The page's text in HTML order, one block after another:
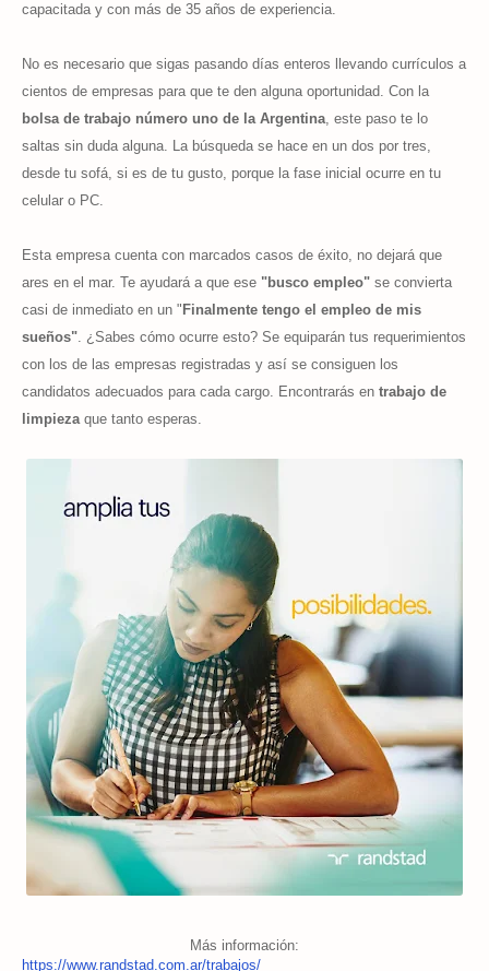
capacitada y con más de 35 años de experiencia.
No es necesario que sigas pasando días enteros llevando currículos a
cientos de empresas para que te den alguna oportunidad. Con la
bolsa de trabajo número uno de la Argentina, este paso te lo
saltas sin duda alguna. La búsqueda se hace en un dos por tres,
desde tu sofá, si es de tu gusto, porque la fase inicial ocurre en tu
celular o PC.
Esta empresa cuenta con marcados casos de éxito, no dejará que
ares en el mar. Te ayudará a que ese "busco empleo" se convierta
casi de inmediato en un " Finalmente tengo el empleo de mis
sueños". ¿Sabes cómo ocurre esto? Se equiparán tus requerimientos
con los de las empresas registradas y así se consiguen los
candidatos adecuados para cada cargo. Encontrarás en trabajo de
limpieza que tanto esperas.
Más información:
https://www.randstad.com.ar/trabajos/